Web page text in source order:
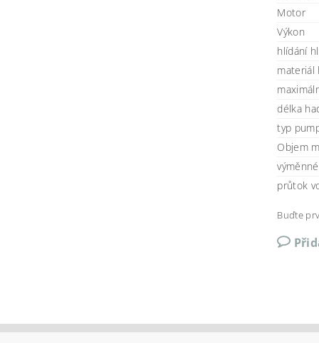
Motor
Výkon
hlídání
materiál
délka
typ
Objem
průtok
Buďte